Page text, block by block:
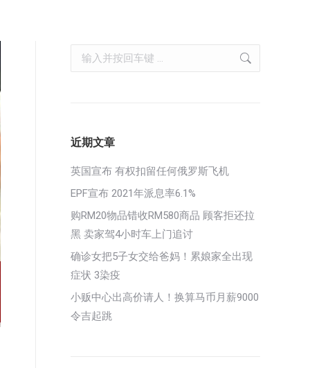
Search:
近期文章
英国宣布 有权扣留任何俄罗斯飞机
EPF宣布 2021年派息率6.1%
购RM20物品错收RM580商品 顾客拒还拉
黑 卖家驾4小时车上门追讨
确诊女把5子女交给爸妈！累娘家全出现
症状 3染疫
小贩中心出高价请人！换算马币月薪9000
令吉起跳